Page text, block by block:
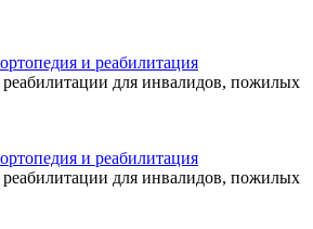
и реабилитация
для инвалидов, пожилых
и реабилитация
для инвалидов, пожилых